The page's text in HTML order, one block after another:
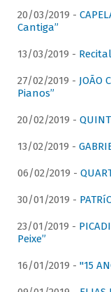
20/03/2019 -
Cantiga”
13/03/2019 -
27/02/2019 - JOÃO
Pianos”
20/02/2019 -
13/02/2019 -
06/02/2019 -
30/01/2019 -
23/01/2019 -
Peixe”
16/01/2019 - "15